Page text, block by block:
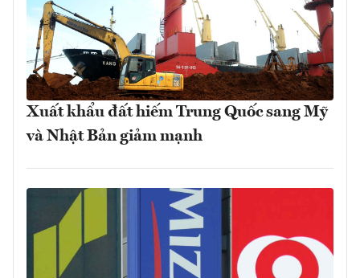
Xuất khẩu đất hiếm Trung Quốc sang Mỹ
và Nhật Bản giảm mạnh